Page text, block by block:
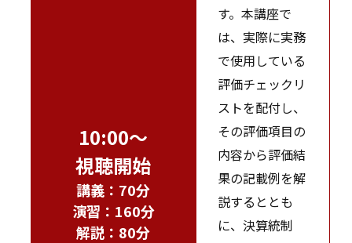
10:00～
視聴開始
講義：70分
演習：160分
解説：80分
す。本講座で
は、実際に実務
で使用している
評価チェックリ
ストを配付し、
その評価項目の
内容から評価結
果の記載例を解
説するととも
に、決算統制